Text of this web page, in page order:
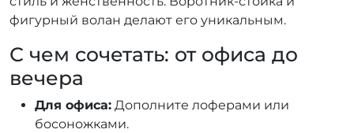
фигурный волан делают его уникальным.
С чем сочетать: от офиса до
вечера
Для офиса: Дополните лоферами или
босоножками.